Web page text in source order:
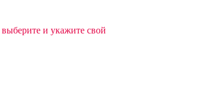
и укажите свой